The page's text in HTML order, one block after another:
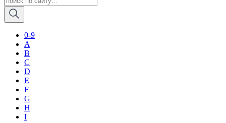
0-9
A
B
C
D
E
F
G
H
I